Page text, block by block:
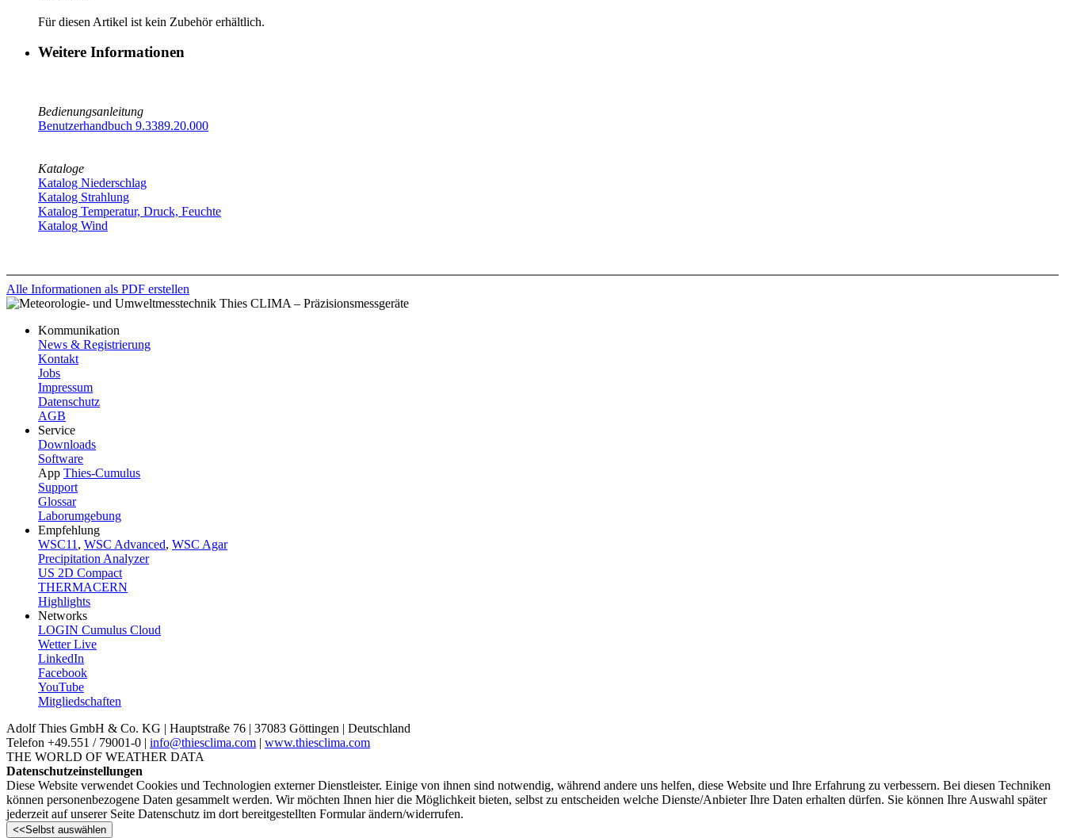
Für diesen Artikel ist kein Zubehör erhältlich.
Weitere Informationen
Bedienungsanleitung
Benutzerhandbuch 9.3389.20.000
Kataloge
Katalog Niederschlag
Katalog Strahlung
Katalog Temperatur, Druck, Feuchte
Katalog Wind
Alle Informationen als PDF erstellen
Kommunikation
News & Registrierung
Kontakt
Jobs
Impressum
Datenschutz
AGB
Service
Downloads
Software
App Thies-Cumulus
Support
Glossar
Laborumgebung
Empfehlung
WSC11 , WSC Advanced, WSC Agar
Precipitation Analyzer
US 2D Compact
THERMACERN
Highlights
Networks
LOGIN Cumulus Cloud
Wetter Live
LinkedIn
Facebook
YouTube
Mitgliedschaften
Adolf Thies GmbH & Co. KG | Hauptstraße 76 | 37083 Göttingen | Deutschland
Telefon +49.551 /­ 79001-0 | info@thiesclima.com | www.thiesclima.com
THE WORLD OF WEATHER DATA
Datenschutzeinstellungen
Diese Website verwendet Cookies und Technologien externer Dienstleister. Einige von ihnen sind notwendig, während andere uns helfen, diese Website und Ihre Erfahrung zu verbessern. Bei diesen Techniken
können personenbezogene Daten gesammelt werden. Wir möchten Ihnen hier die Möglichkeit bieten, selbst zu entscheiden welche Dienste/­Anbieter Ihre Daten erhalten dürfen. Sie können Ihre Auswahl später
jederzeit auf unserer Seite Datenschutz im dort bereitgestellten Formular ändern/­widerrufen.
<<Selbst auswählen